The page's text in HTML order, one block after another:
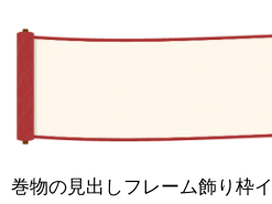
巻物の見出しフレーム飾り枠